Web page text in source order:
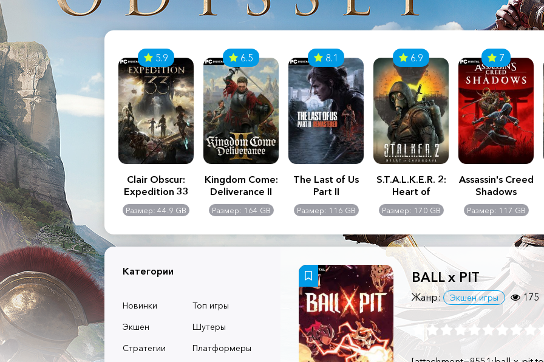
2:
-
GB
Assassin's Creed
Shadows
Размер: 117 GB
5.9
Clair Obscur:
Expedition 33
Размер: 44.9 GB
6.5
Kingdom Come:
Deliverance II
Размер: 164 GB
8.1
The Last of Us
Part II
Remastered
Размер: 116 GB
6.9
S.T.A.L.K.E.R. 2:
Heart of
Chernobyl -
Ultimate Edition
Размер: 170 GB
7
Assassin's Creed
Shadows
Размер: 117 GB
Категории
Новинки
Топ игры
Экшен
Шутеры
Стратегии
Платформеры
BALL x PIT
Жанр: Экшен игры 175